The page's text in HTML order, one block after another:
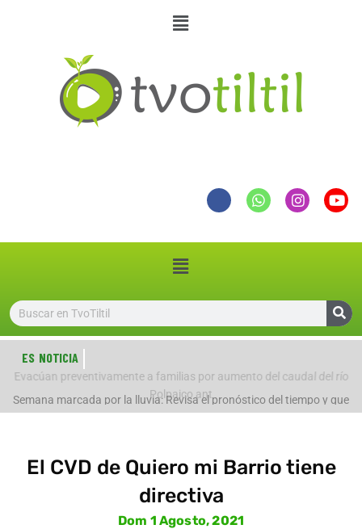
ES NOTICIA
Semana marcada por la lluvia: Revisa el pronóstico del tiempo y que
Evacúan preventivamente a familias por aumento del caudal del río
Polpaico ant
El CVD de Quiero mi Barrio tiene
directiva
Dom 1 Agosto, 2021